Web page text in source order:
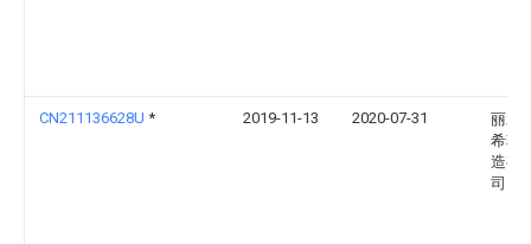
CN211136628U * 2019-11-13 2020-07-31
丽水
希轴
造有
司